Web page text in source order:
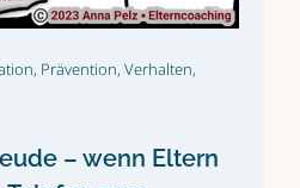
, Prävention,Verhalten,
– wenn Eltern